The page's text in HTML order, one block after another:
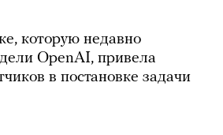
которую недавно
OpenAI, привела
в постановке задачи